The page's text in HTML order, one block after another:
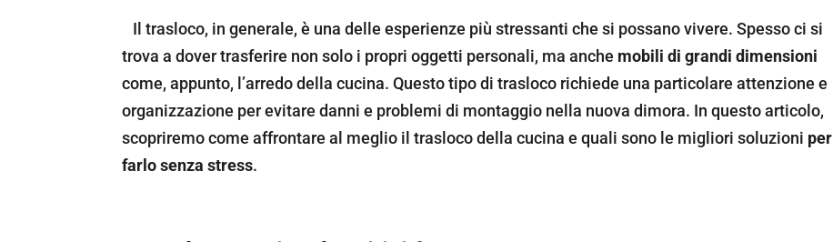
Il trasloco, in generale, è una delle esperienze più stressanti che si possano vivere. Spesso ci si
trova a dover trasferire non solo i propri oggetti personali, ma anche mobili di grandi dimensioni
come, appunto, l’arredo della cucina. Questo tipo di trasloco richiede una particolare attenzione e
organizzazione per evitare danni e problemi di montaggio nella nuova dimora. In questo articolo,
scopriremo come affrontare al meglio il trasloco della cucina e quali sono le migliori soluzioni per
farlo senza stress.